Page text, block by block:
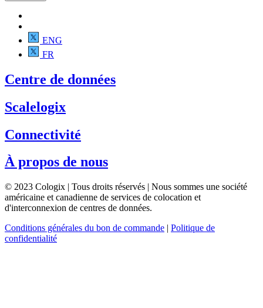
ENG
FR
Centre de données
Scalelogix
Connectivité
À propos de nous
© 2023 Cologix | Tous droits réservés | Nous sommes une société
américaine et canadienne de services de colocation et
d'interconnexion de centres de données.
Conditions générales du bon de commande | Politique de
confidentialité